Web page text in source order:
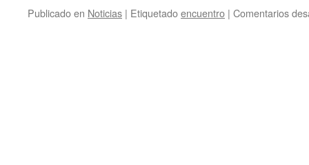
Publicado en Noticias | Etiquetadoencuentro | Comentarios